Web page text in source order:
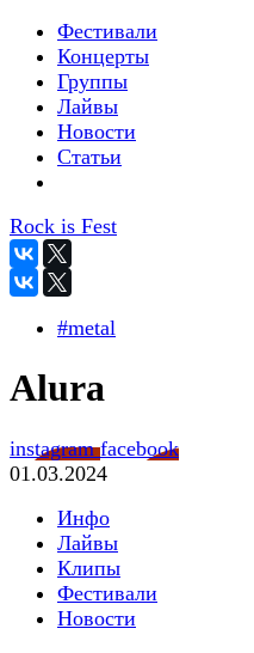
Фестивали
Концерты
Группы
Лайвы
Новости
Статьи
Rock is Fest
#metal
Alura
instagramfacebook
01.03.2024
Инфо
Лайвы
Клипы
Фестивали
Новости